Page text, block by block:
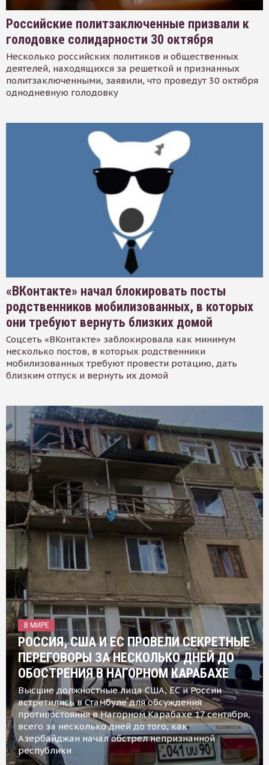
Российские политзаключенные призвали к
голодовке солидарности 30 октября
Несколько российских политиков и общественных
деятелей, находящихся за решеткой и признанных
политзаключенными, заявили, что проведут 30 октября
однодневную голодовку
«ВКонтакте» начал блокировать посты
родственников мобилизованных, в которых
они требуют вернуть близких домой
Соцсеть «ВКонтакте» заблокировала как минимум
несколько постов, в которых родственники
мобилизованных требуют провести ротацию, дать
близким отпуск и вернуть их домой
В МИРЕ
РОССИЯ, США И ЕС ПРОВЕЛИ СЕКРЕТНЫЕ
ПЕРЕГОВОРЫ ЗА НЕСКОЛЬКО ДНЕЙ ДО
ОБОСТРЕНИЯ В НАГОРНОМ КАРАБАХЕ
Высшие должностные лица США, ЕС и России
встретились в Стамбуле для обсуждения
противостояния в Нагорном Карабахе 17 сентября,
всего за несколько дней до того, как
Азербайджан начал обстрел непризнанной
республики